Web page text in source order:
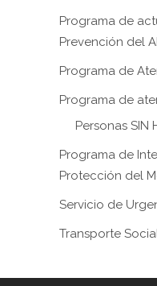
Programa de
Prevención del
Programa de
Programa de
Personas SIN
Programa de
Protección del
Servicio de
Transporte